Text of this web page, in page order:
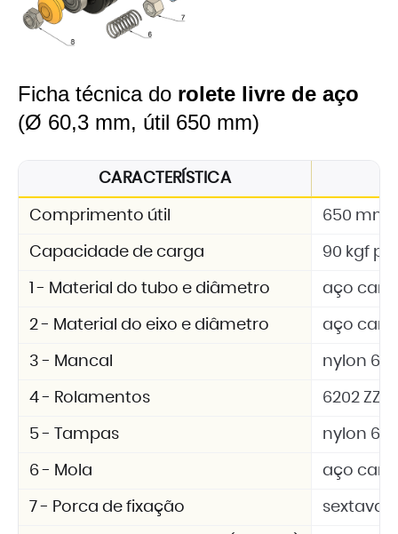
Ficha técnica do rolete livre de aço
(Ø 60,3 mm, útil 650 mm)
CARACTERÍSTICA
Comprimento útil 650 mm
Capacidade de carga 90 kgf
1 - Material do tubo e diâmetro aço
2 - Material do eixo e diâmetro aço
3 - Mancal nylon 6.6
4 - Rolamentos 6202 ZZ
5 - Tampas nylon 6.6
6 - Mola aço
7 - Porca de fixação